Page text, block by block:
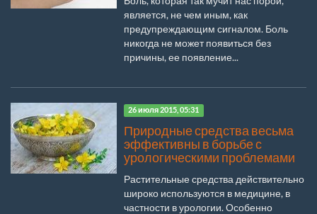
является, не чем иным, как
предупреждающим сигналом. Боль
никогда не может появиться без
причины, ее появление...
26 июля 2015, 05:31
Природные средства весьма
эффективны в борьбе с
урологическими проблемами
Растительные средства действительно
широко используются в медицине, в
частности в урологии. Особенно